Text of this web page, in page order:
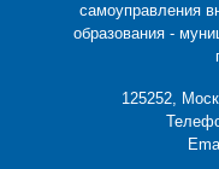
самоуправления
образования -
125252,